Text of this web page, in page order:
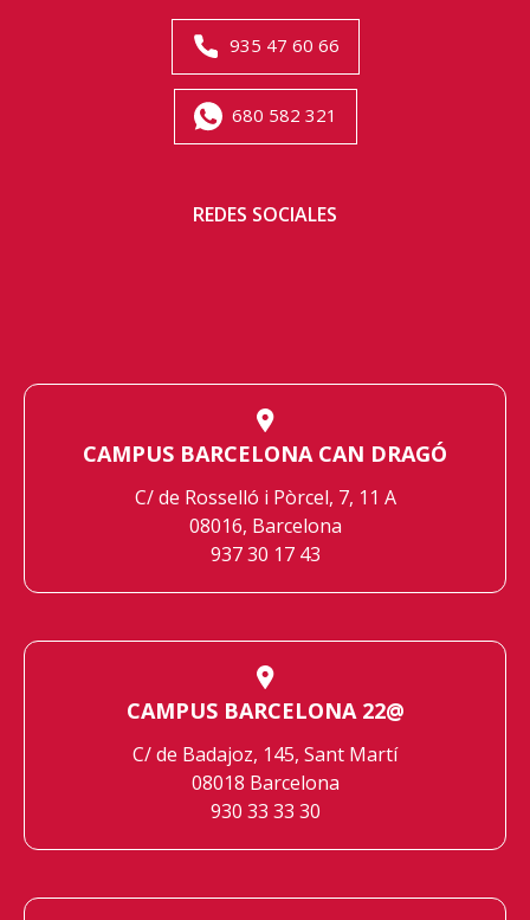
935 47 60 66
680 582 321
REDES SOCIALES
CAMPUS BARCELONA CAN DRAGÓ
C/ de Rosselló i Pòrcel, 7, 11 A
08016, Barcelona
937 30 17 43
CAMPUS BARCELONA 22@
C/ de Badajoz, 145, Sant Martí
08018 Barcelona
930 33 33 30